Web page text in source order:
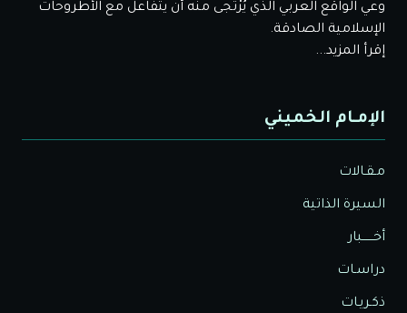
وعي الواقع العربي الذي يُرْتَجى منه أن يتفاعل مع الأطروحات
الإسلامية الصادقة.
إقرأ المزيد...
الإمـام الخميني
مـقـالات
السيرة الذاتية
أخــــــبار
دراسـات
ذكـريـات